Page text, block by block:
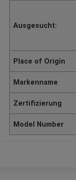
Ausgesucht:
Place of Origin
Markenname
Zertifizierung
Model Number